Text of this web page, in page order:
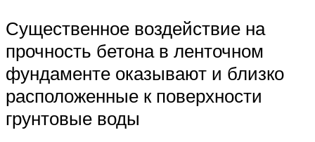
Существенное воздействие на
прочность бетона в ленточном
фундаменте оказывают и близко
расположенные к поверхности
грунтовые воды